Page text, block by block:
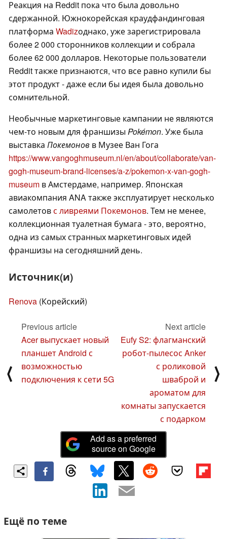
Реакция на Reddit пока что была довольно
сдержанной. Южнокорейская краудфандинговая
платформа Wadizоднако, уже зарегистрировала
более 2 000 сторонников коллекции и собрала
более 62 000 долларов. Некоторые пользователи
Reddit также признаются, что все равно купили бы
этот продукт - даже если бы идея была довольно
сомнительной.
Необычные маркетинговые кампании не являются
чем-то новым для франшизы Pokémon. Уже была
выставка Покемонов в Музее Ван Гога
https://www.vangoghmuseum.nl/en/about/collaborate/van-
gogh-museum-brand-licenses/a-z/pokemon-x-van-gogh-
museum в Амстердаме, например. Японская
авиакомпания ANA также эксплуатирует несколько
самолетовс ливреями Покемонов. Тем не менее,
коллекционная туалетная бумага - это, вероятно,
одна из самых странных маркетинговых идей
франшизы на сегодняшний день.
Источник(и)
Renova (Корейский)
⟨
Previous article
Acer выпускает новый
планшет Android с
возможностью
подключения к сети 5G
Next article
Eufy S2: флагманский
робот-пылесос Anker
с роликовой
шваброй и
ароматом для
комнаты запускается
с подарком
⟩
Add as a preferred
source on Google
Ещё по теме